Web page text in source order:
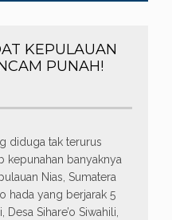
KEPULAUAN
PUNAH!
diduga tak terurus
kepunahan banyaknya
Nias, Sumatera
hada yang berjarak 5
Sihare’o Siwahili,